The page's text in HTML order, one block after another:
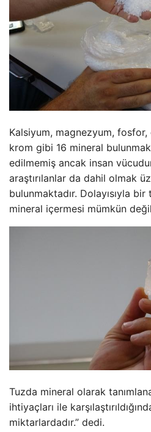
Kalsiyum, magnezyum,
krom gibi 16 mineral
edilmemiş ancak insan
araştırılanlar da dahil olmak
bulunmaktadır. Dolayısıyla
mineral içermesi mümkün
Tuzda mineral olarak
ihtiyaçları ile
miktarlardadır.” dedi.